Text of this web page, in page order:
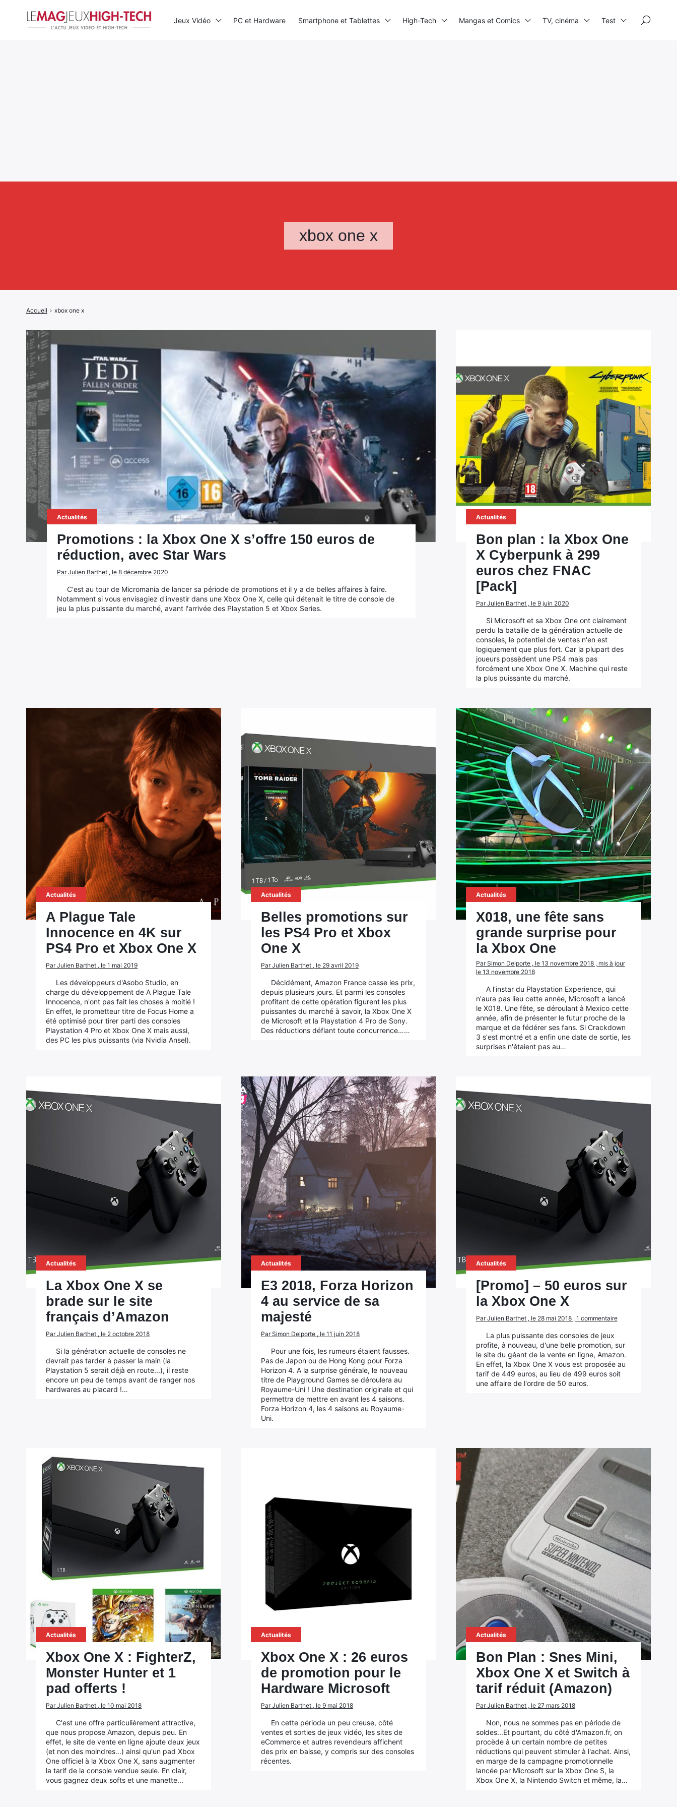
xbox one x
Accueil › xbox one x
Actualités
Promotions : la Xbox One X s’offre 150 euros de
réduction, avec Star Wars
Par Julien Barthet , le 8 décembre 2020
C'est au tour de Micromania de lancer sa période de promotions et il y a de belles affaires à faire.
Notamment si vous envisagiez d'investir dans une Xbox One X, celle qui détenait le titre de console de
jeu la plus puissante du marché, avant l'arrivée des Playstation 5 et Xbox Series.
Actualités
Bon plan : la Xbox One
X Cyberpunk à 299
euros chez FNAC
[Pack]
Par Julien Barthet , le 9 juin 2020
Si Microsoft et sa Xbox One ont clairement
perdu la bataille de la génération actuelle de
consoles, le potentiel de ventes n'en est
logiquement que plus fort. Car la plupart des
joueurs possèdent une PS4 mais pas
forcément une Xbox One X. Machine qui reste
la plus puissante du marché.
Actualités
A Plague Tale
Innocence en 4K sur
PS4 Pro et Xbox One X
Par Julien Barthet , le 1 mai 2019
Les développeurs d'Asobo Studio, en
charge du développement de A Plague Tale
Innocence, n'ont pas fait les choses à moitié !
En effet, le prometteur titre de Focus Home a
été optimisé pour tirer parti des consoles
Playstation 4 Pro et Xbox One X mais aussi,
des PC les plus puissants (via Nvidia Ansel).
Actualités
Belles promotions sur
les PS4 Pro et Xbox
One X
Par Julien Barthet , le 29 avril 2019
Décidément, Amazon France casse les prix,
depuis plusieurs jours. Et parmi les consoles
profitant de cette opération figurent les plus
puissantes du marché à savoir, la Xbox One X
de Microsoft et la Playstation 4 Pro de Sony.
Des réductions défiant toute concurrence……
Actualités
X018, une fête sans
grande surprise pour
la Xbox One
Par Simon Delporte , le 13 novembre 2018 , mis à jour
le 13 novembre 2018
A l'instar du Playstation Experience, qui
n'aura pas lieu cette année, Microsoft a lancé
le X018. Une fête, se déroulant à Mexico cette
année, afin de présenter le futur proche de la
marque et de fédérer ses fans. Si Crackdown
3 s'est montré et a enfin une date de sortie, les
surprises n'étaient pas au…
Actualités
La Xbox One X se
brade sur le site
français d’Amazon
Par Julien Barthet , le 2 octobre 2018
Si la génération actuelle de consoles ne
devrait pas tarder à passer la main (la
Playstation 5 serait déjà en route...), il reste
encore un peu de temps avant de ranger nos
hardwares au placard !…
Actualités
E3 2018, Forza Horizon
4 au service de sa
majesté
Par Simon Delporte , le 11 juin 2018
Pour une fois, les rumeurs étaient fausses.
Pas de Japon ou de Hong Kong pour Forza
Horizon 4. A la surprise générale, le nouveau
titre de Playground Games se déroulera au
Royaume-Uni ! Une destination originale et qui
permettra de mettre en avant les 4 saisons.
Forza Horizon 4, les 4 saisons au Royaume-
Uni.
Actualités
[Promo] – 50 euros sur
la Xbox One X
Par Julien Barthet , le 28 mai 2018 , 1 commentaire
La plus puissante des consoles de jeux
profite, à nouveau, d'une belle promotion, sur
le site du géant de la vente en ligne, Amazon.
En effet, la Xbox One X vous est proposée au
tarif de 449 euros, au lieu de 499 euros soit
une affaire de l'ordre de 50 euros.
Actualités
Xbox One X : FighterZ,
Monster Hunter et 1
pad offerts !
Par Julien Barthet , le 10 mai 2018
C'est une offre particulièrement attractive,
que nous propose Amazon, depuis peu. En
effet, le site de vente en ligne ajoute deux jeux
(et non des moindres...) ainsi qu'un pad Xbox
One officiel à la Xbox One X, sans augmenter
la tarif de la console vendue seule. En clair,
vous gagnez deux softs et une manette...
Actualités
Xbox One X : 26 euros
de promotion pour le
Hardware Microsoft
Par Julien Barthet , le 9 mai 2018
En cette période un peu creuse, côté
ventes et sorties de jeux vidéo, les sites de
eCommerce et autres revendeurs affichent
des prix en baisse, y compris sur des consoles
récentes.
Actualités
Bon Plan : Snes Mini,
Xbox One X et Switch à
tarif réduit (Amazon)
Par Julien Barthet , le 27 mars 2018
Non, nous ne sommes pas en période de
soldes...Et pourtant, du côté d'Amazon.fr, on
procède à un certain nombre de petites
réductions qui peuvent stimuler à l'achat. Ainsi,
en marge de la campagne promotionnelle
lancée par Microsoft sur la Xbox One S, la
Xbox One X, la Nintendo Switch et même, la…
Jeux Vidéo PC et Hardware Smartphone et Tablettes High-Tech Mangas et Comics TV, cinéma Test